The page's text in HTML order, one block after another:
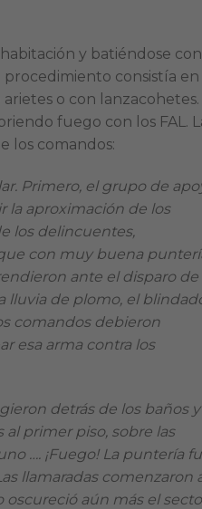
y batiéndose con
procedimiento consistía en
o con lanzacohetes.
fuego con los FAL.
los comandos:
Primero, el grupo de
la aproximación de los
los delincuentes,
con muy buena
ante el disparo de
lluvia de plomo, el
comandos debieron
esa arma contra los
detrás de los baños y
primer piso, sobre las
…. ¡Fuego! La puntería
llamaradas comenzaron
aún más el